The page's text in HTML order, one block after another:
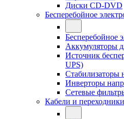
Диски CD-DVD
Бесперебойное
Бесперебойное
Аккумуляторы
Источник
UPS)
Стабилизаторы
Инверторы
Сетевые
Кабели и переходники